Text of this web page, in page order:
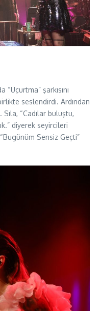
“Uçurtma” şarkısını
seslendirdi. Ardından
“Cadılar buluştu,
diyerek seyircileri
Sensiz Geçti”